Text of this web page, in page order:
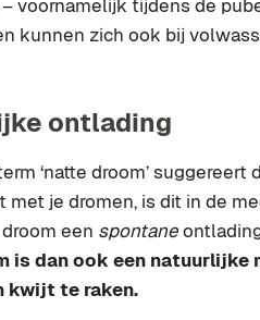
voornamelijk tijdens de
kunnen zich ook bij
ontlading
‘natte droom’
met je dromen, is dit in de
een spontane
is dan ook een natuurlijke
kwijt te raken.